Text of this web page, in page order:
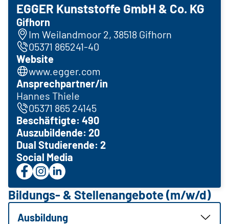
EGGER Kunststoffe GmbH & Co. KG
Gifhorn
Im Weilandmoor 2, 38518 Gifhorn
05371 865241-40
Website
www.egger.com
Ansprechpartner/in
Hannes Thiele
05371 865 24145
Beschäftigte: 490
Auszubildende: 20
Dual Studierende: 2
Social Media
Bildungs- & Stellenangebote (m/w/d)
Ausbildung